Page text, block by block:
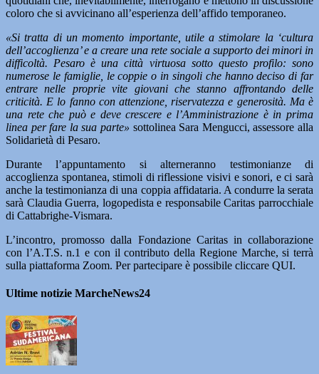
coloro che si avvicinano all’esperienza dell’affido temporaneo.
«Si tratta di un momento importante, utile a stimolare la ‘cultura
dell’accoglienza’ e a creare una rete sociale a supporto dei minori in
difficoltà. Pesaro è una città virtuosa sotto questo profilo: sono
numerose le famiglie, le coppie o in singoli che hanno deciso di far
entrare nelle proprie vite giovani che stanno affrontando delle
criticità. E lo fanno con attenzione, riservatezza e generosità. Ma è
una rete che può e deve crescere e l’Amministrazione è in prima
linea per fare la sua parte» sottolinea Sara Mengucci, assessore alla
Solidarietà di Pesaro.
Durante l’appuntamento si alterneranno testimonianze di
accoglienza spontanea, stimoli di riflessione visivi e sonori, e ci sarà
anche la testimonianza di una coppia affidataria. A condurre la serata
sarà Claudia Guerra, logopedista e responsabile Caritas parrocchiale
di Cattabrighe-Vismara.
L’incontro, promosso dalla Fondazione Caritas in collaborazione
con l’A.T.S. n.1 e con il contributo della Regione Marche, si terrà
sulla piattaforma Zoom. Per partecipare è possibile cliccare QUI.
Ultime notizie MarcheNews24